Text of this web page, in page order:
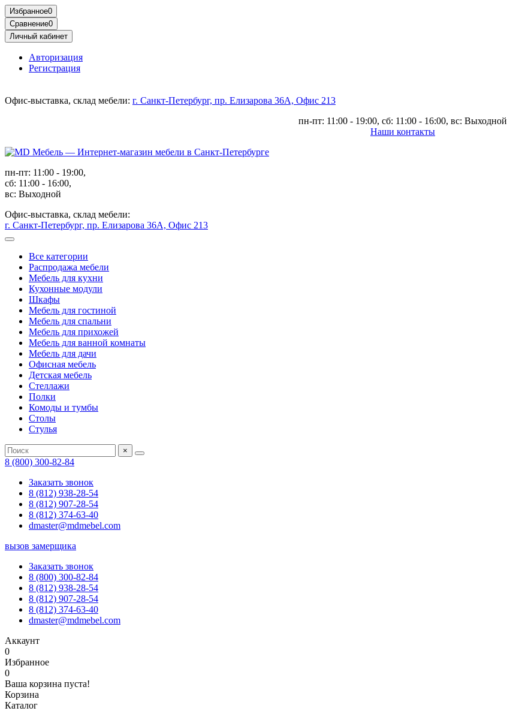
Избранное0
Сравнение0
Личный кабинет
Авторизация
Регистрация
Офис-выставка, склад мебели: г. Санкт-Петербург, пр. Елизарова 36А, Офис 213
пн-пт: 11:00 - 19:00, сб: 11:00 - 16:00, вс: Выходной
Наши контакты
пн-пт: 11:00 - 19:00,
сб: 11:00 - 16:00,
вс: Выходной
Офис-выставка, склад мебели:
г. Санкт-Петербург, пр. Елизарова 36А, Офис 213
Все категории
Распродажа мебели
Мебель для кухни
Кухонные модули
Шкафы
Мебель для гостиной
Мебель для спальни
Мебель для прихожей
Мебель для ванной комнаты
Мебель для дачи
Офисная мебель
Детская мебель
Стеллажи
Полки
Комоды и тумбы
Столы
Стулья
×
8 (800) 300-82-84
Заказать звонок
8 (812) 938-28-54
8 (812) 907-28-54
8 (812) 374-63-40
dmaster@mdmebel.com
вызов замерщика
Заказать звонок
8 (800) 300-82-84
8 (812) 938-28-54
8 (812) 907-28-54
8 (812) 374-63-40
dmaster@mdmebel.com
Аккаунт
0
Избранное
0
Ваша корзина пуста!
Корзина
Каталог